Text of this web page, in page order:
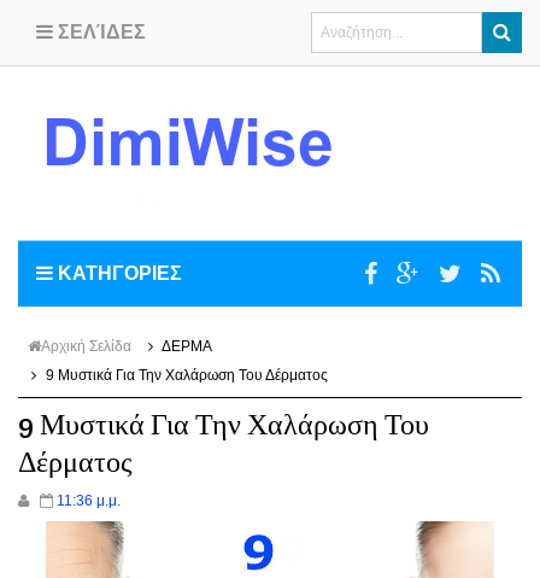
ΣΕΛΊΔΕΣ
ΚΑΤΗΓΟΡΙΕΣ
Αρχική Σελίδα
ΔΕΡΜΑ
9 Μυστικά Για Την Χαλάρωση Του Δέρματος
9 Μυστικά Για Την Χαλάρωση Του
Δέρματος
11:36 μ.μ.